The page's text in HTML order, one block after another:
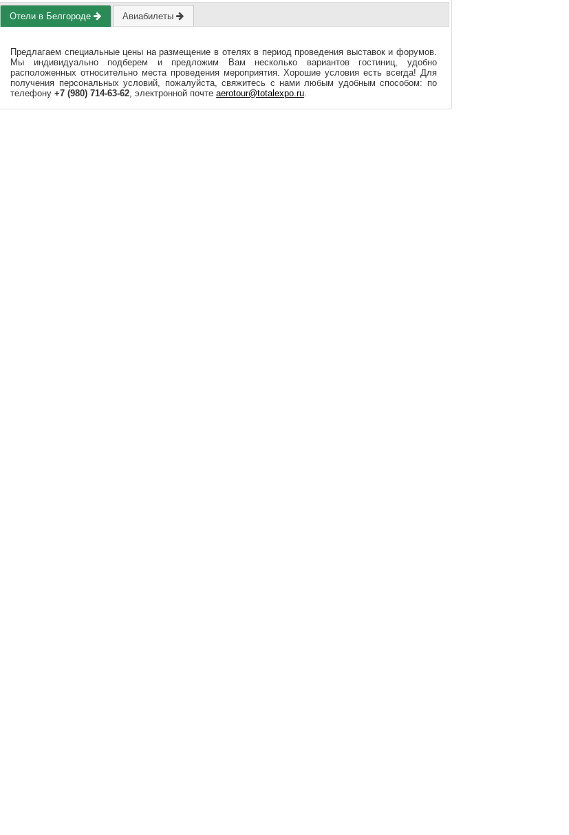
Отели в Белгороде Авиабилеты
Предлагаем специальные цены на размещение в отелях в период проведения выставок и форумов.
Мы индивидуально подберем и предложим Вам несколько вариантов гостиниц, удобно
расположенных относительно места проведения мероприятия. Хорошие условия есть всегда! Для
получения персональных условий, пожалуйста, свяжитесь с нами любым удобным способом: по
телефону+7 (980) 714-63-62 , электронной почтеaerotour@totalexpo.ru